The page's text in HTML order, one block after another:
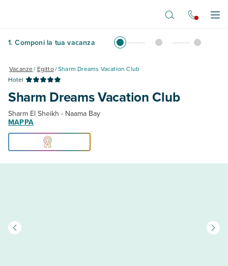
1. Componi la tua vacanza
Vacanze/ Egitto/Sharm Dreams Vacation Club
Hotel
Sharm Dreams Vacation Club
Sharm El Sheikh - Naama Bay
MAPPA